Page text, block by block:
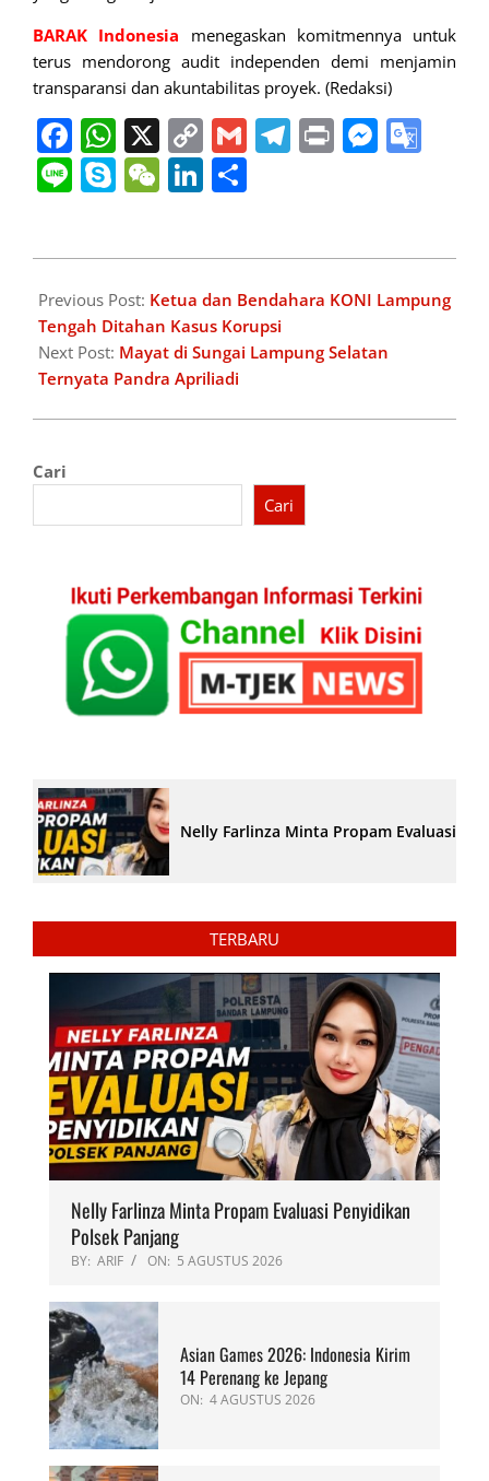
BARAK Indonesia
menegaskan komitmennya untuk
terus mendorong audit independen demi menjamin
transparansi dan akuntabilitas proyek. (Redaksi)
Facebook
WhatsApp
X Copy
Link
GmailTelegram
Print
LineSkypeWeChat
LinkedIn
07-
31
Previous Post: Ketua dan Bendahara KONI Lampung
Tengah Ditahan Kasus Korupsi
Next Post: Mayat di Sungai Lampung Selatan
Ternyata Pandra Apriliadi
Cari
Cari
Nelly Farlinza Minta Propam Evaluasi
TERBARU
Nelly Farlinza Minta Propam Evaluasi Penyidikan
Polsek Panjang
BY: ARIF ON: 5 AGUSTUS 2026
Asian Games 2026: Indonesia Kirim
14 Perenang ke Jepang
ON: 4 AGUSTUS 2026